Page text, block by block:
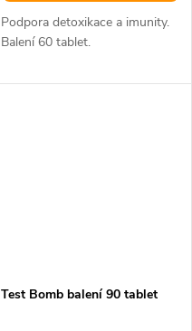
Podpora detoxikace a imunity.
Balení 60 tablet.
Test Bomb balení 90 tablet